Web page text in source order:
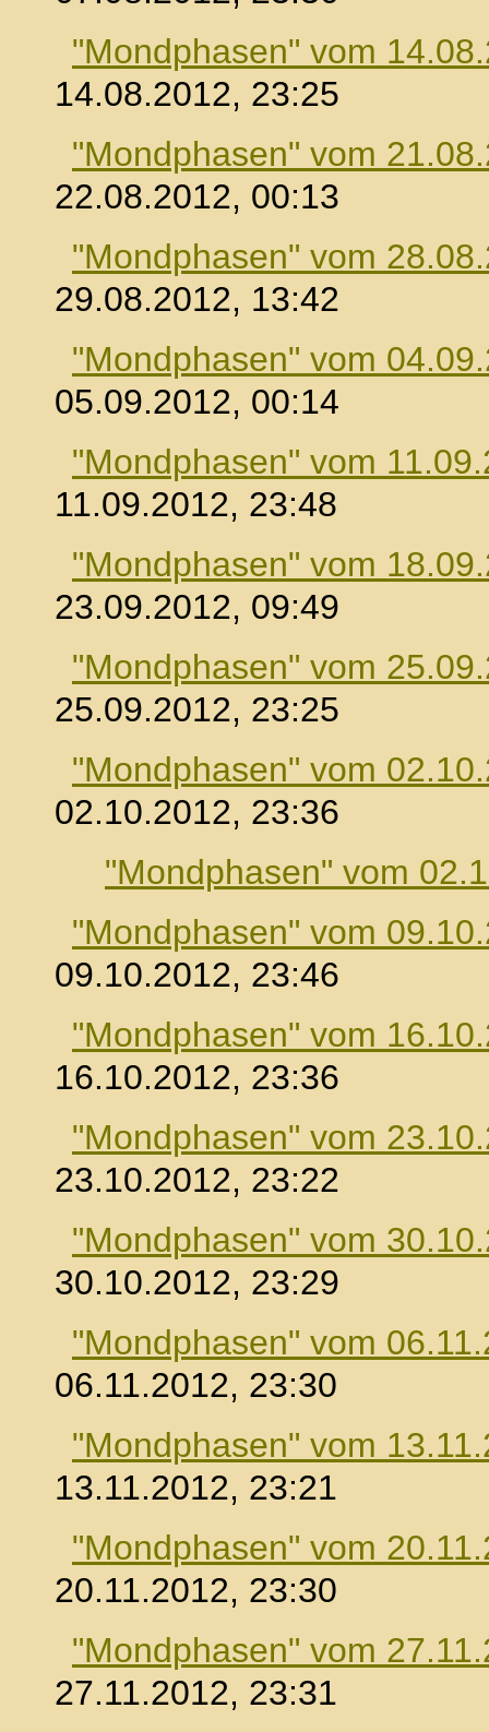
"Mondphasen" vom
14.08.2012, 23:25
"Mondphasen" vom
22.08.2012, 00:13
"Mondphasen" vom
29.08.2012, 13:42
"Mondphasen" vom
05.09.2012, 00:14
"Mondphasen" vom
11.09.2012, 23:48
"Mondphasen" vom
23.09.2012, 09:49
"Mondphasen" vom
25.09.2012, 23:25
"Mondphasen" vom
02.10.2012, 23:36
"Mondphasen" vom
"Mondphasen" vom
09.10.2012, 23:46
"Mondphasen" vom
16.10.2012, 23:36
"Mondphasen" vom
23.10.2012, 23:22
"Mondphasen" vom
30.10.2012, 23:29
"Mondphasen" vom
06.11.2012, 23:30
"Mondphasen" vom
13.11.2012, 23:21
"Mondphasen" vom
20.11.2012, 23:30
"Mondphasen" vom
27.11.2012, 23:31